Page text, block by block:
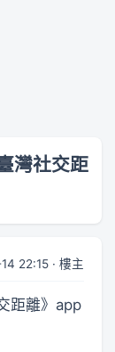
灣社交距
22:15 · 樓主
距離》app